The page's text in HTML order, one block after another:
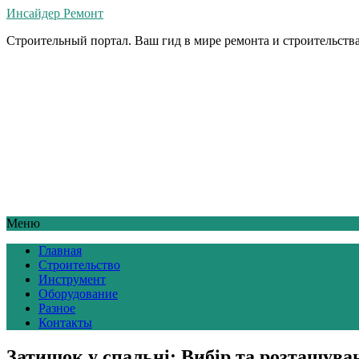
Инсайдер Ремонт
Строительный портал. Ваш гид в мире ремонта и
Меню
Главная
Строительство
Инструмент
Оборудование
Разное
Контакты